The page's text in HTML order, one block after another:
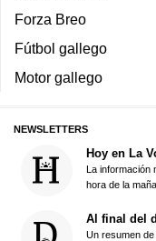
Forza Breo
Fútbol gallego
Motor gallego
NEWSLETTERS
Hoy en La
La información
hora de la
Al final del
Un resumen